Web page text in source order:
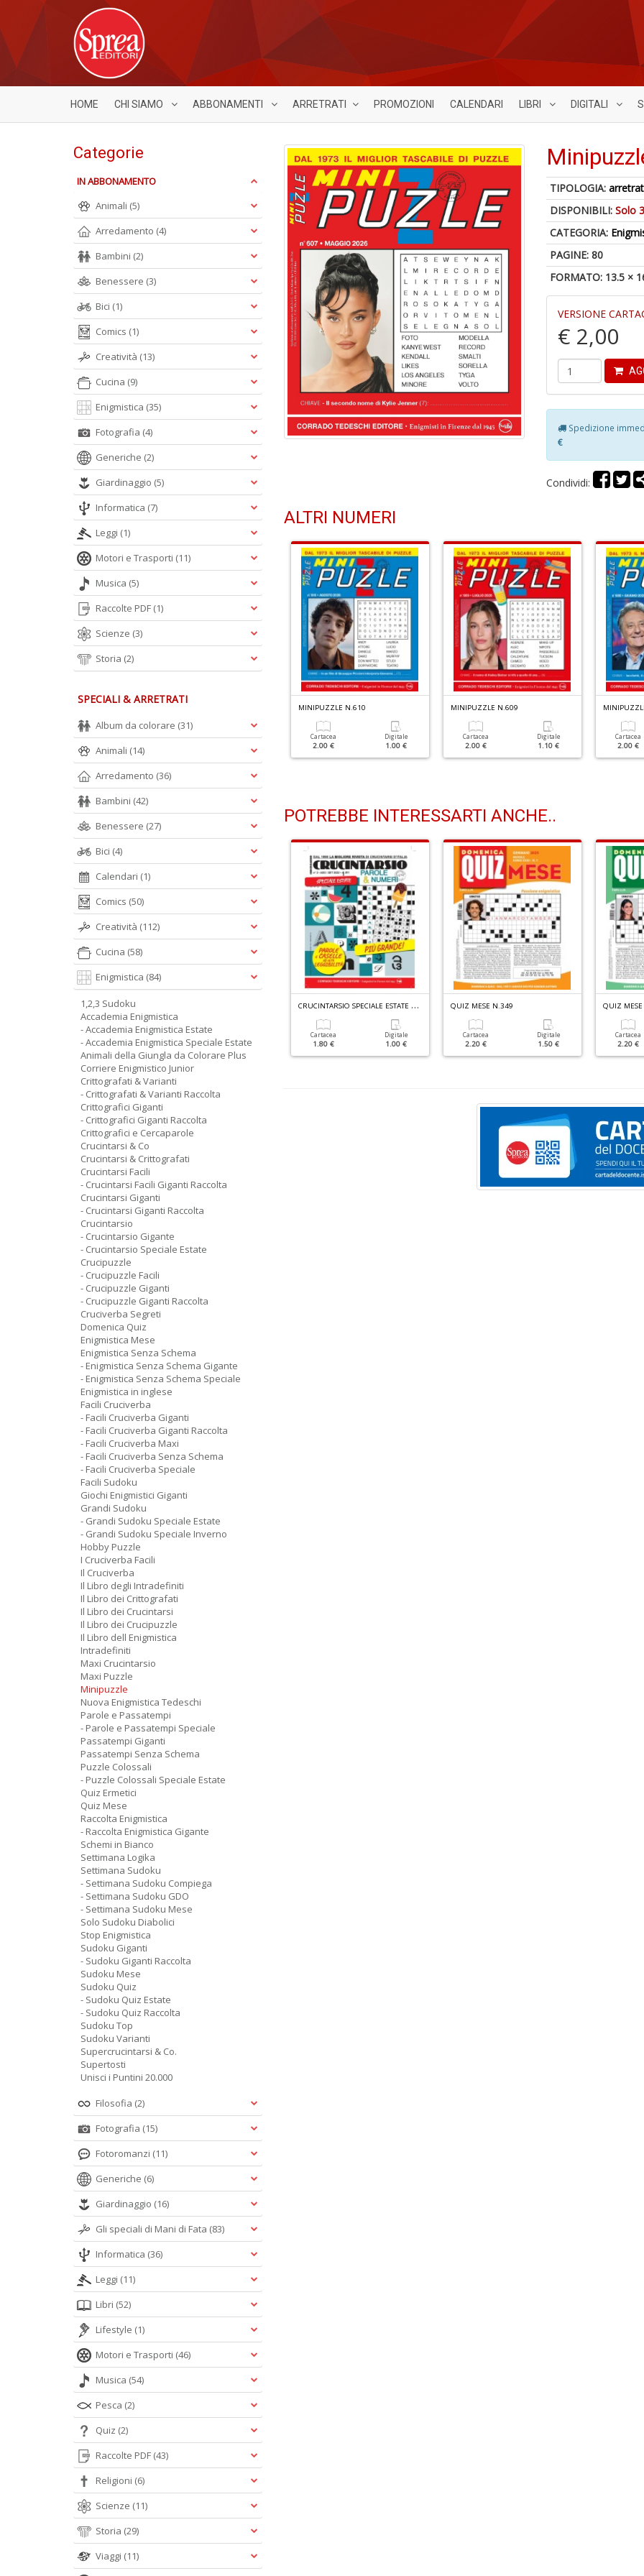
HOME CHI SIAMO ABBONAMENTI ARRETRATI PROMOZIONI CALENDARI LIBRI DIGITALI
TIPOLOGIA:
DISPONIBILI:Solo
CATEGORIA:
PAGINE: 80
FORMATO: 13.5 ×
VERSIONE
€ 2,00
Spedizione
€
Condividi:
ALTRI NUMERI
Digitale
1.10 €
Cartacea Digitale
MINIPUZZLE N.610
Cartacea
2.00 €
Digitale
1.00 €
MINIPUZZLE N.609
Cartacea
2.00 €
Digitale
1.10 €
Cartacea
2.00 €
POTREBBE INTERESSARTI ANCHE..
R
ACCOLTA ENIGMISTICA GIGANTE N.5
Digitale
2.90 €
Cartacea
3.50 € 1.50 €
C
RUCINTARSIO SPECIALE ESTATE N.2
Cartacea
1.80 €
Digitale
1.00 €
QUIZ MESE N.349
Cartacea
2.20 €
Digitale
1.50 €
QUIZ
Cartacea
2.20 €
Categorie
IN ABBONAMENTO
Animali (5)
Arredamento (4)
Bambini (2)
Benessere (3)
Bici (1)
Comics (1)
Creatività (13)
Cucina (9)
Enigmistica (35)
Fotografia (4)
Generiche (2)
Giardinaggio (5)
Informatica (7)
Leggi (1)
Motori e Trasporti (11)
Musica (5)
Raccolte PDF (1)
Scienze (3)
Storia (2)
SPECIALI & ARRETRATI
Album da colorare (31)
Animali (14)
Arredamento (36)
Bambini (42)
Benessere (27)
Bici (4)
Calendari (1)
Comics (50)
Creatività (112)
Cucina (58)
Enigmistica (84)
1,2,3 Sudoku
Accademia Enigmistica
- Accademia Enigmistica Estate
- Accademia Enigmistica Speciale Estate
Animali della Giungla da Colorare Plus
Corriere Enigmistico Junior
Crittografati & Varianti
- Crittografati & Varianti Raccolta
Crittografici Giganti
- Crittografici Giganti Raccolta
Crittografici e Cercaparole
Crucintarsi & Co
Crucintarsi & Crittografati
Crucintarsi Facili
- Crucintarsi Facili Giganti Raccolta
Crucintarsi Giganti
- Crucintarsi Giganti Raccolta
Crucintarsio
- Crucintarsio Gigante
- Crucintarsio Speciale Estate
Crucipuzzle
- Crucipuzzle Facili
- Crucipuzzle Giganti
- Crucipuzzle Giganti Raccolta
Cruciverba Segreti
Domenica Quiz
Enigmistica Mese
Enigmistica Senza Schema
- Enigmistica Senza Schema Gigante
- Enigmistica Senza Schema Speciale
Enigmistica in inglese
Facili Cruciverba
- Facili Cruciverba Giganti
- Facili Cruciverba Giganti Raccolta
- Facili Cruciverba Maxi
- Facili Cruciverba Senza Schema
- Facili Cruciverba Speciale
Facili Sudoku
Giochi Enigmistici Giganti
Grandi Sudoku
- Grandi Sudoku Speciale Estate
- Grandi Sudoku Speciale Inverno
Hobby Puzzle
I Cruciverba Facili
Il Cruciverba
Il Libro degli Intradefiniti
Il Libro dei Crittografati
Il Libro dei Crucintarsi
Il Libro dei Crucipuzzle
Il Libro dell Enigmistica
Intradefiniti
Maxi Crucintarsio
Maxi Puzzle
Minipuzzle
Nuova Enigmistica Tedeschi
Parole e Passatempi
- Parole e Passatempi Speciale
Passatempi Giganti
Passatempi Senza Schema
Puzzle Colossali
- Puzzle Colossali Speciale Estate
Quiz Ermetici
Quiz Mese
Raccolta Enigmistica
- Raccolta Enigmistica Gigante
Schemi in Bianco
Settimana Logika
Settimana Sudoku
- Settimana Sudoku Compiega
- Settimana Sudoku GDO
- Settimana Sudoku Mese
Solo Sudoku Diabolici
Stop Enigmistica
Sudoku Giganti
- Sudoku Giganti Raccolta
Sudoku Mese
Sudoku Quiz
- Sudoku Quiz Estate
- Sudoku Quiz Raccolta
Sudoku Top
Sudoku Varianti
Supercrucintarsi & Co.
Supertosti
Unisci i Puntini 20.000
Filosofia (2)
Fotografia (15)
Fotoromanzi (11)
Generiche (6)
Giardinaggio (16)
Gli speciali di Mani di Fata (83)
Informatica (36)
Leggi (11)
Libri (52)
Lifestyle (1)
Motori e Trasporti (46)
Musica (54)
Pesca (2)
Quiz (2)
Raccolte PDF (43)
Religioni (6)
Scienze (11)
Storia (29)
Viaggi (11)